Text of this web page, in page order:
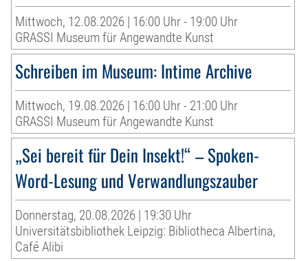
Mittwoch, 12.08.2026 | 16:00 Uhr - 19:00 Uhr
GRASSI Museum für Angewandte Kunst
Schreiben im Museum: Intime Archive
Mittwoch, 19.08.2026 | 16:00 Uhr - 21:00 Uhr
GRASSI Museum für Angewandte Kunst
„Sei bereit für Dein Insekt!“ – Spoken-
Word-Lesung und Verwandlungszauber
Donnerstag, 20.08.2026 | 19:30 Uhr
Universitätsbibliothek Leipzig: Bibliotheca Albertina,
Café Alibi